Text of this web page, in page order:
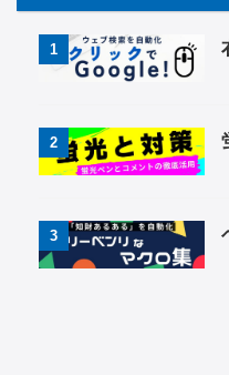
1
2
3